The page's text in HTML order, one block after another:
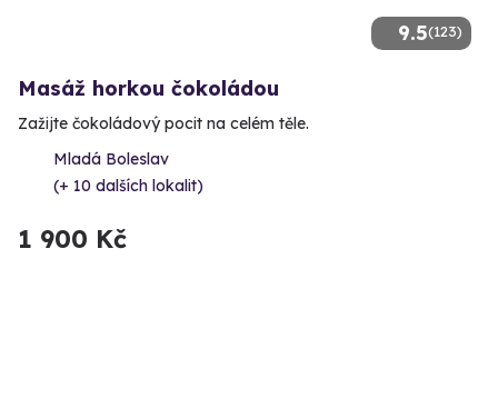
9.5(123)
Masáž horkou čokoládou
Zažijte čokoládový pocit na celém těle.
Mladá Boleslav
(+ 10 dalších lokalit)
1 900 Kč